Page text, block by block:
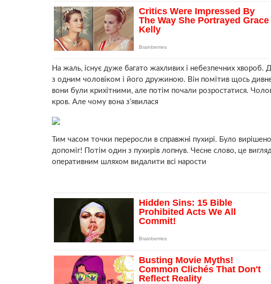
На жаль, існує дуже багато жахливих і небезпечних хвороб.
з одним чоловіком і його дружиною. Він помітив щось
вони були крихітними, але потім почали розростатися.
кров. Але чому вона з’явилася
Тим часом точки переросли в справжні пухирі. Було
допоміг! Потім один з пухирів лопнув. Чесне слово, це
оперативним шляхом видалити всі нарости